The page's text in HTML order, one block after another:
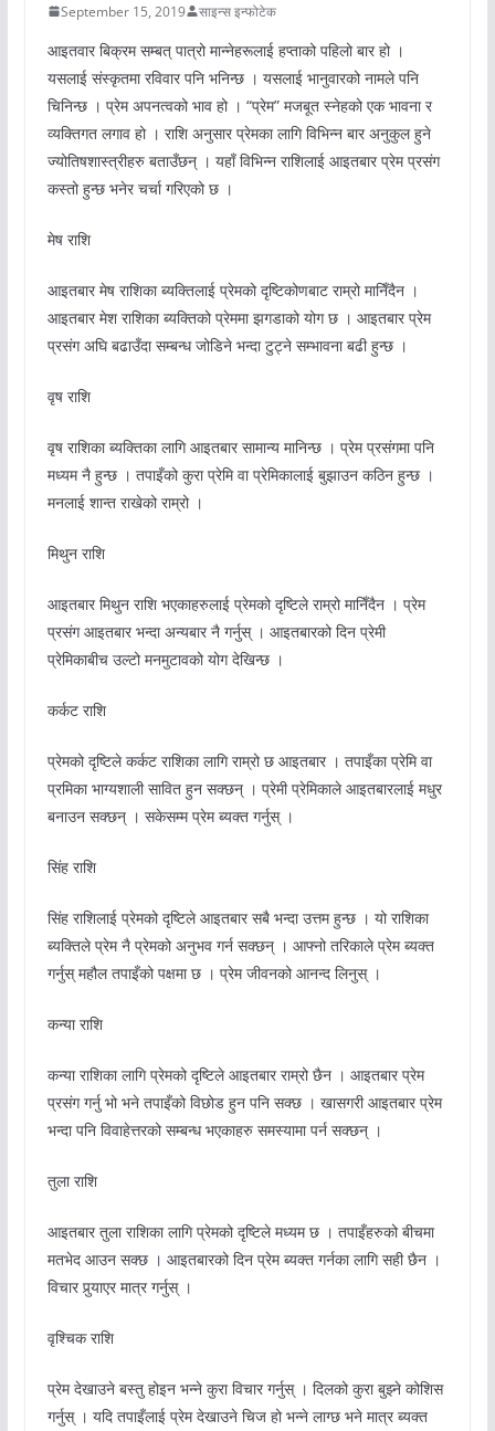
September 15, 2019 साइन्स इन्फोटेक
आइतवार बिक्रम सम्बत् पात्रो मान्नेहरूलाई हप्ताको पहिलो बार हो ।
यसलाई संस्कृतमा रविवार पनि भनिन्छ । यसलाई भानुवारको नामले पनि
चिनिन्छ । प्रेम अपनत्वको भाव हो । “प्रेम” मजबूत स्नेहको एक भावना र
व्यक्तिगत लगाव हो । राशि अनुसार प्रेमका लागि विभिन्न बार अनुकुल हुने
ज्योतिषशास्त्रीहरु बताउँछन् । यहाँ विभिन्न राशिलाई आइतबार प्रेम प्रसंग
कस्तो हुन्छ भनेर चर्चा गरिएको छ ।
मेष राशि
आइतबार मेष राशिका ब्यक्तिलाई प्रेमको दृष्टिकोणबाट राम्रो मानिँदैन ।
आइतबार मेश राशिका ब्यक्तिको प्रेममा झगडाको योग छ । आइतबार प्रेम
प्रसंग अघि बढाउँदा सम्बन्ध जोडिने भन्दा टुट्ने सम्भावना बढी हुन्छ ।
वृष राशि
वृष राशिका ब्यक्तिका लागि आइतबार सामान्य मानिन्छ । प्रेम प्रसंगमा पनि
मध्यम नै हुन्छ । तपाइँको कुरा प्रेमि वा प्रेमिकालाई बुझाउन कठिन हुन्छ ।
मनलाई शान्त राखेको राम्रो ।
मिथुन राशि
आइतबार मिथुन राशि भएकाहरुलाई प्रेमको दृष्टिले राम्रो मानिँदैन । प्रेम
प्रसंग आइतबार भन्दा अन्यबार नै गर्नुस् । आइतबारको दिन प्रेमी
प्रेमिकाबीच उल्टो मनमुटावको योग देखिन्छ ।
कर्कट राशि
प्रेमको दृष्टिले कर्कट राशिका लागि राम्रो छ आइतबार । तपाइँका प्रेमि वा
प्रमिका भाग्यशाली सावित हुन सक्छन् । प्रेमी प्रेमिकाले आइतबारलाई मधुर
बनाउन सक्छन् । सकेसम्म प्रेम ब्यक्त गर्नुस् ।
सिंह राशि
सिंह राशिलाई प्रेमको दृष्टिले आइतबार सबै भन्दा उत्तम हुन्छ । यो राशिका
ब्यक्तिले प्रेम नै प्रेमको अनुभव गर्न सक्छन् । आफ्नो तरिकाले प्रेम ब्यक्त
गर्नुस् महौल तपाइँको पक्षमा छ । प्रेम जीवनको आनन्द लिनुस् ।
कन्या राशि
कन्या राशिका लागि प्रेमको दृष्टिले आइतबार राम्रो छैन । आइतबार प्रेम
प्रसंग गर्नु भो भने तपाइँको विछोड हुन पनि सक्छ । खासगरी आइतबार प्रेम
भन्दा पनि विवाहेत्तरको सम्बन्ध भएकाहरु समस्यामा पर्न सक्छन् ।
तुला राशि
आइतबार तुला राशिका लागि प्रेमको दृष्टिले मध्यम छ । तपाइँहरुको बीचमा
मतभेद आउन सक्छ । आइतबारको दिन प्रेम ब्यक्त गर्नका लागि सही छैन ।
विचार पुर्‍याएर मात्र गर्नुस् ।
वृश्चिक राशि
प्रेम देखाउने बस्तु होइन भन्ने कुरा विचार गर्नुस् । दिलको कुरा बुझ्ने कोशिस
गर्नुस् । यदि तपाइँलाई प्रेम देखाउने चिज हो भन्ने लाग्छ भने मात्र ब्यक्त